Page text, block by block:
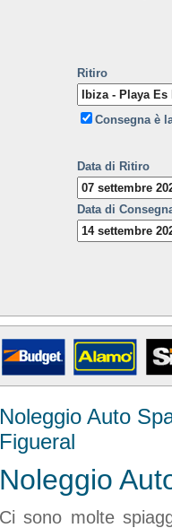
Ritiro
Consegna è
Data di Ritiro
Data di
Noleggio Auto
Figueral
Noleggio
Ci sono molte